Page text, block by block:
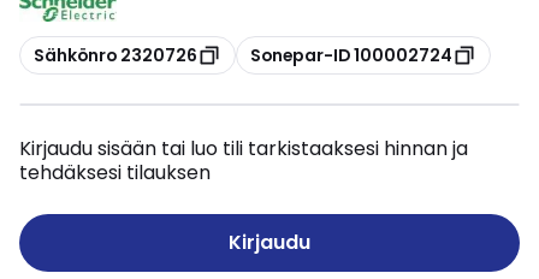
Kopioi
Sähkönro 2320726 Kopioi
Sonepar-ID 100002724
Kirjaudu sisään tai luo tili tarkistaaksesi hinnan ja
tehdäksesi tilauksen
Kirjaudu